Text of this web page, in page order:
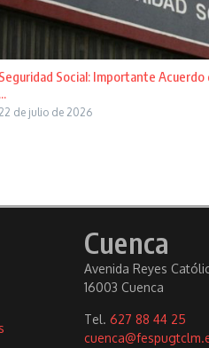
Seguridad Social: Importante Acuerdo
...
22 de julio de 2026
Cuenca
Avenida Reyes
16003 Cuenca
Tel. 627 88 44 25